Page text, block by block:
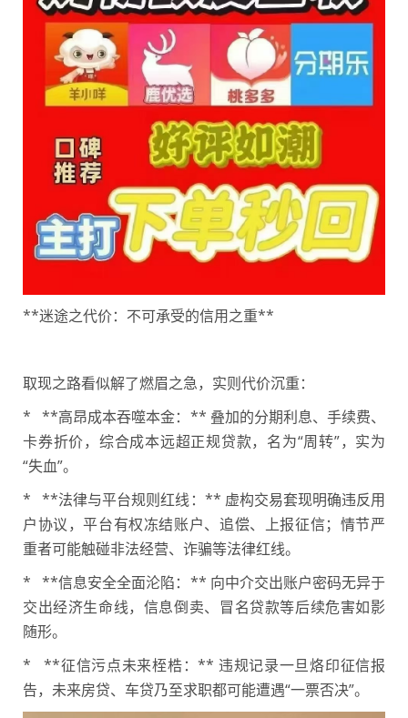
**迷途之代价：不可承受的信用之重**
取现之路看似解了燃眉之急，实则代价沉重：
* **高昂成本吞噬本金：** 叠加的分期利息、手续费、
卡券折价，综合成本远超正规贷款，名为“周转”，实为
“失血”。
* **法律与平台规则红线：** 虚构交易套现明确违反用
户协议，平台有权冻结账户、追偿、上报征信；情节严
重者可能触碰非法经营、诈骗等法律红线。
* **信息安全全面沦陷：** 向中介交出账户密码无异于
交出经济生命线，信息倒卖、冒名贷款等后续危害如影
随形。
* **征信污点未来桎梏：** 违规记录一旦烙印征信报
告，未来房贷、车贷乃至求职都可能遭遇“一票否决”。